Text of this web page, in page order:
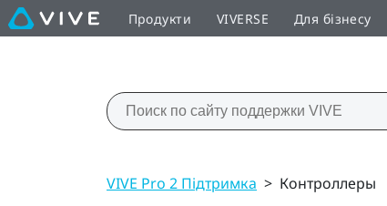
Продукти VIVERSE Для бізнесу
VIVE Pro 2 Підтримка > Контроллеры